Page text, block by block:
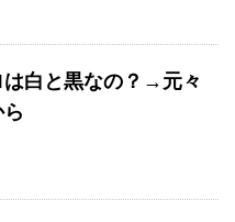
は白と黒なの？→元々